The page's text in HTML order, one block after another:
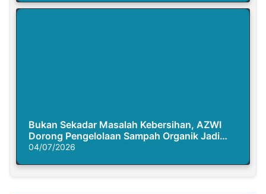
Bukan Sekadar Masalah Kebersihan, AZWI
Dorong Pengelolaan Sampah Organik Jadi
Solusi Krisis Iklim
04/07/2026